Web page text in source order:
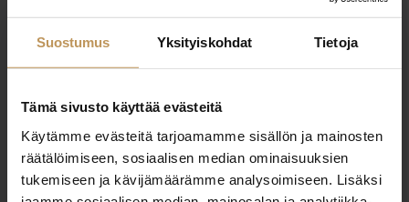
Suostumus Yksityiskohdat Tietoja
Tämä sivusto käyttää evästeitä
Käytämme evästeitä tarjoamamme sisällön ja mainosten
räätälöimiseen, sosiaalisen median ominaisuuksien
tukemiseen ja kävijämäärämme analysoimiseen. Lisäksi
0505509443